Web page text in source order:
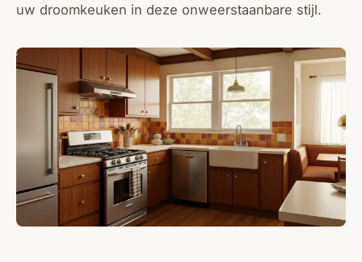
uw droomkeuken in deze onweerstaanbare stijl.